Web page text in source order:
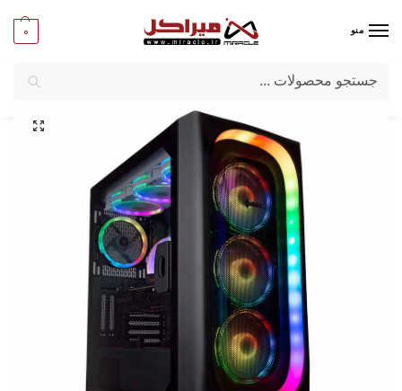
منو 0
میراکل/کامپیوتر/قطعات اصلی